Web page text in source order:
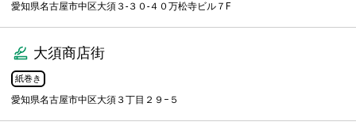
愛知県名古屋市中区大須３-３０-４０万松寺ビル７F
大須商店街
紙巻き
愛知県名古屋市中区大須３丁目２９−５